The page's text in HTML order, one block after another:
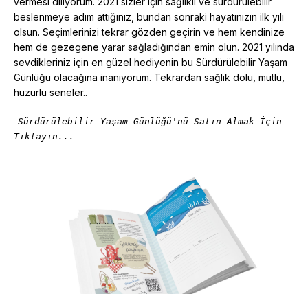
beslenmeye adım attığınız, bundan sonraki hayatınızın ilk yılı
olsun. Seçimlerinizi tekrar gözden geçirin ve hem kendinize
hem de gezegene yarar sağladığından emin olun. 2021 yılında
sevdikleriniz için en güzel hediyenin bu Sürdürülebilir Yaşam
Günlüğü olacağına inanıyorum. Tekrardan sağlık dolu, mutlu,
huzurlu seneler..
Sürdürülebilir Yaşam Günlüğü'nü Satın Almak İçin
Tıklayın...